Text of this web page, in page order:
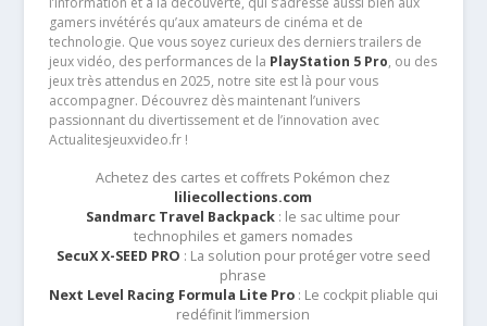
gamers invétérés qu’aux amateurs de cinéma et de
technologie. Que vous soyez curieux des derniers trailers de
jeux vidéo, des performances de la PlayStation 5 Pro, ou des
jeux très attendus en 2025, notre site est là pour vous
accompagner. Découvrez dès maintenant l’univers
passionnant du divertissement et de l’innovation avec
Actualitesjeuxvideo.fr !
Achetez des cartes et coffrets Pokémon chez
liliecollections.com
Sandmarc Travel Backpack : le sac ultime pour
technophiles et gamers nomades
SecuX X-SEED PRO : La solution pour protéger votre seed
phrase
Next Level Racing Formula Lite Pro: Le cockpit pliable qui
redéfinit l’immersion